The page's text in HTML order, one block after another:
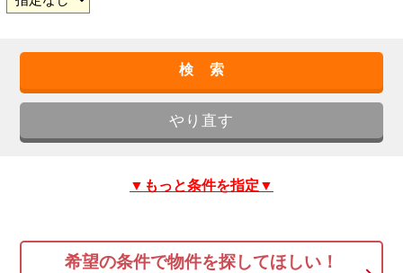
▼もっと条件を指定▼
希望の条件で物件を探してほしい！